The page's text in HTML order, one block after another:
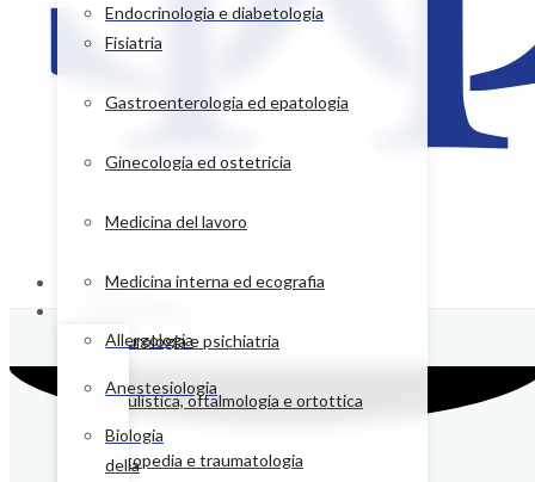
Endocrinologia e diabetologia
Fisiatria
Gastroenterologia ed epatologia
Ginecologia ed ostetricia
Medicina del lavoro
Medicina interna ed ecografia
Neurologia e psichiatria
Oculistica, oftalmologia e ortottica
Ortopedia e traumatologia
Home
Allergologia
Anestesiologia
Biologia
della